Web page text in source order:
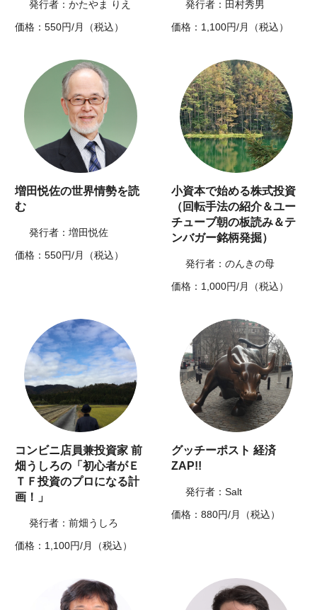
発行者：かたやま りえ
価格：550円/月（税込）
発行者：田村秀男
価格：1,100円/月（税込）
増田悦佐の世界情勢を読
む
発行者：増田悦佐
価格：550円/月（税込）
小資本で始める株式投資
（回転手法の紹介＆ユー
チューブ朝の板読み＆テ
ンバガー銘柄発掘）
発行者：のんきの母
価格：1,000円/月（税込）
コンビニ店員兼投資家 前
畑うしろの「初心者がＥ
ＴＦ投資のプロになる計
画！」
発行者：前畑うしろ
価格：1,100円/月（税込）
グッチーポスト 経済
ZAP!!
発行者：Salt
価格：880円/月（税込）